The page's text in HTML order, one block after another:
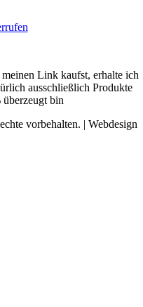
Link kaufst, erhalte ich
ausschließlich Produkte
bin
vorbehalten. | Webdesign